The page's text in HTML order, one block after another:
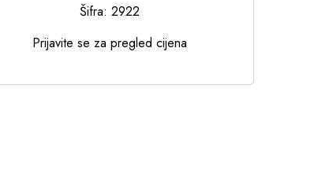
Šifra: 2922
Prijavite se za pregled cijena